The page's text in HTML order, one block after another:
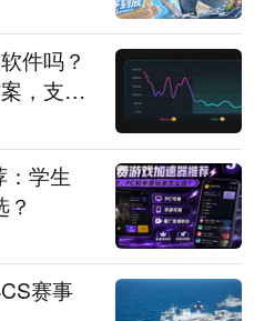
件吗？
，支持
学生
赛事